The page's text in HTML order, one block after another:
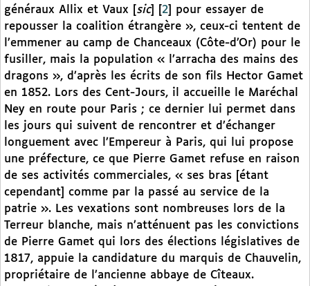
généraux Allix et Vaux [ sic] 2
pour essayer de
repousser la coalition étrangère », ceux-ci tentent de
l’emmener au camp de Chanceaux (Côte-d’Or) pour le
fusiller, mais la population « l’arracha des mains des
dragons », d’après les écrits de son fils Hector Gamet
en 1852. Lors des Cent-Jours, il accueille le Maréchal
Ney en route pour Paris ; ce dernier lui permet dans
les jours qui suivent de rencontrer et d’échanger
longuement avec l’Empereur à Paris, qui lui propose
une préfecture, ce que Pierre Gamet refuse en raison
de ses activités commerciales, « ses bras [étant
cependant] comme par la passé au service de la
patrie ». Les vexations sont nombreuses lors de la
Terreur blanche, mais n’atténuent pas les convictions
de Pierre Gamet qui lors des élections législatives de
1817, appuie la candidature du marquis de Chauvelin,
propriétaire de l’ancienne abbaye de Cîteaux.